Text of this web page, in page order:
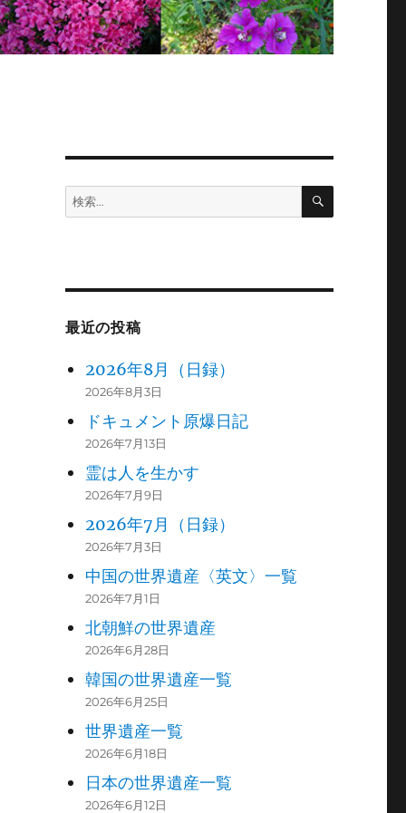
検
索:
検
最近の投稿
2026年8月（日録）
2026年8月3日
ドキュメント原爆日記
2026年7月13日
霊は人を生かす
2026年7月9日
2026年7月（日録）
2026年7月3日
中国の世界遺産〈英文〉一覧
2026年7月1日
北朝鮮の世界遺産
2026年6月28日
韓国の世界遺産一覧
2026年6月25日
世界遺産一覧
2026年6月18日
日本の世界遺産一覧
2026年6月12日